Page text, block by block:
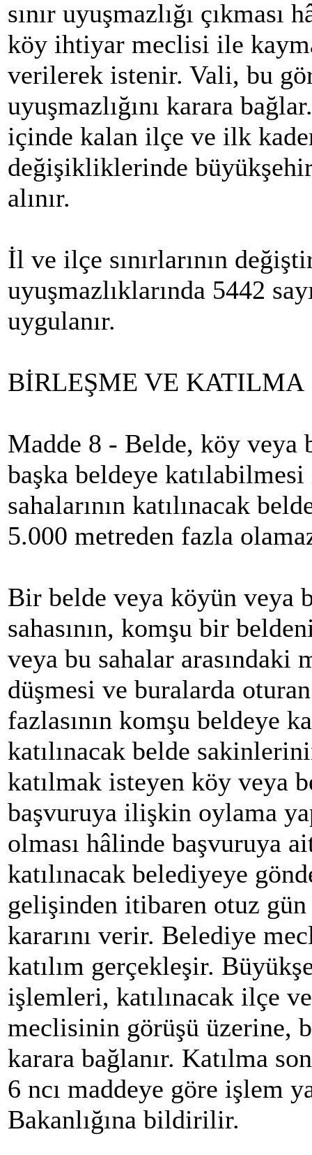
sınır uyuşmazlığı
köy ihtiyar meclisi ile
verilerek istenir. Vali, bu
uyuşmazlığını karara
içinde kalan ilçe ve ilk
değişikliklerinde
alınır.
İl ve ilçe sınırlarının
uyuşmazlıklarında 5442
uygulanır.
BİRLEŞME VE KATILMA
Madde 8 - Belde, köy veya
başka beldeye
sahalarının katılınacak
5.000 metreden fazla
Bir belde veya köyün veya
sahasının, komşu bir
veya bu sahalar arasındaki
düşmesi ve buralarda
fazlasının komşu beldeye
katılınacak belde
katılmak isteyen köy veya
başvuruya ilişkin oylama
olması hâlinde başvuruya
katılınacak belediyeye
gelişinden itibaren otuz
kararını verir. Belediye
katılım gerçekleşir.
işlemleri, katılınacak ilçe
meclisinin görüşü üzerine,
karara bağlanır. Katılma
6 ncı maddeye göre işlem
Bakanlığına bildirilir.